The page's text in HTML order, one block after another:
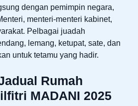
dengan pemimpin negara,
menteri-menteri kabinet,
Pelbagai juadah
lemang, ketupat, sate, dan
untuk tetamu yang hadir.
Rumah
MADANI 2025